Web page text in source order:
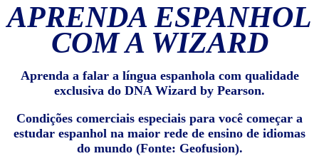
APRENDA ESPANHOL
COM A WIZARD
Aprenda a falar a língua espanhola com qualidade
exclusiva do DNA Wizard by Pearson.
Condições comerciais especiais para você começar a
estudar espanhol na maior rede de ensino de idiomas
do mundo (Fonte: Geofusion).